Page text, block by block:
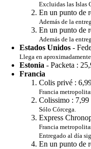
Excluidas las Islas
En un punto de
Además de la
En un punto de
Además de la
Estados Unidos -
Llega en
Estonia - Packeta :
Francia
Colis privé :
Francia
Colissimo : 7,99
Sólo Córcega.
Express
Francia
Entregado al día
En un punto de